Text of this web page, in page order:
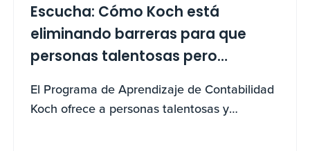
Escucha: Cómo Koch está
eliminando barreras para que
personas talentosas pero
ignoradas puedan avanzar en sus
carreras
El Programa de Aprendizaje de Contabilidad
Koch ofrece a personas talentosas y